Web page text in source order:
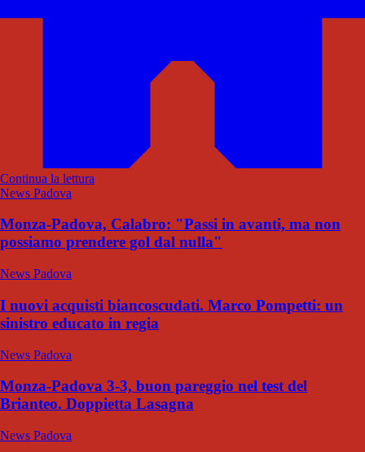
Continua la lettura
News Padova
Monza-Padova, Calabro: "Passi in avanti, ma non
possiamo prendere gol dal nulla"
News Padova
I nuovi acquisti biancoscudati. Marco Pompetti: un
sinistro educato in regia
News Padova
Monza-Padova 3-3, buon pareggio nel test del
Brianteo. Doppietta Lasagna
News Padova